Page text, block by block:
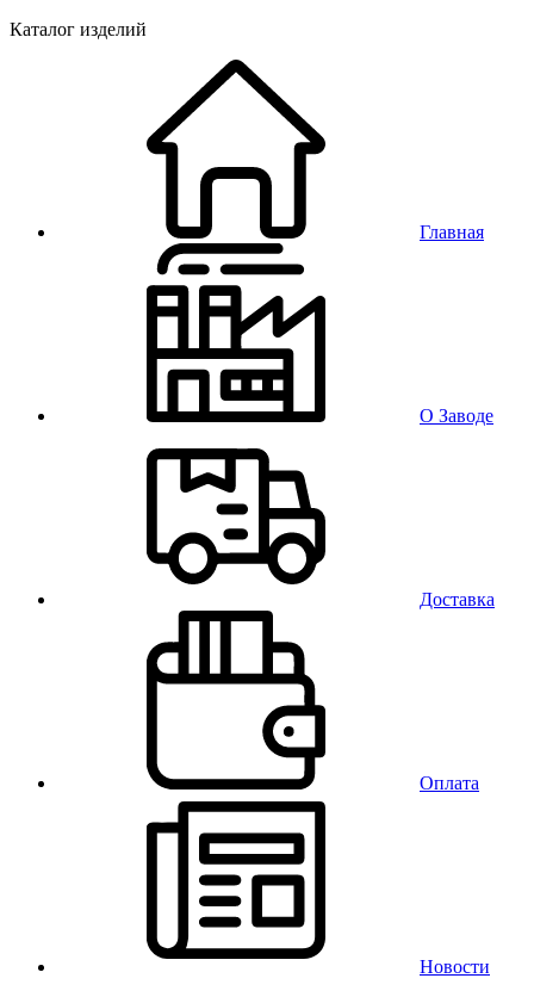
Каталог изделий
Главная
О Заводе
Доставка
Оплата
Новости